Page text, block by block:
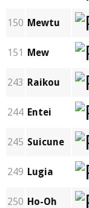
150 Mewtu
151 Mew
243 Raikou
244 Entei
245 Suicune
249 Lugia
250 Ho-Oh